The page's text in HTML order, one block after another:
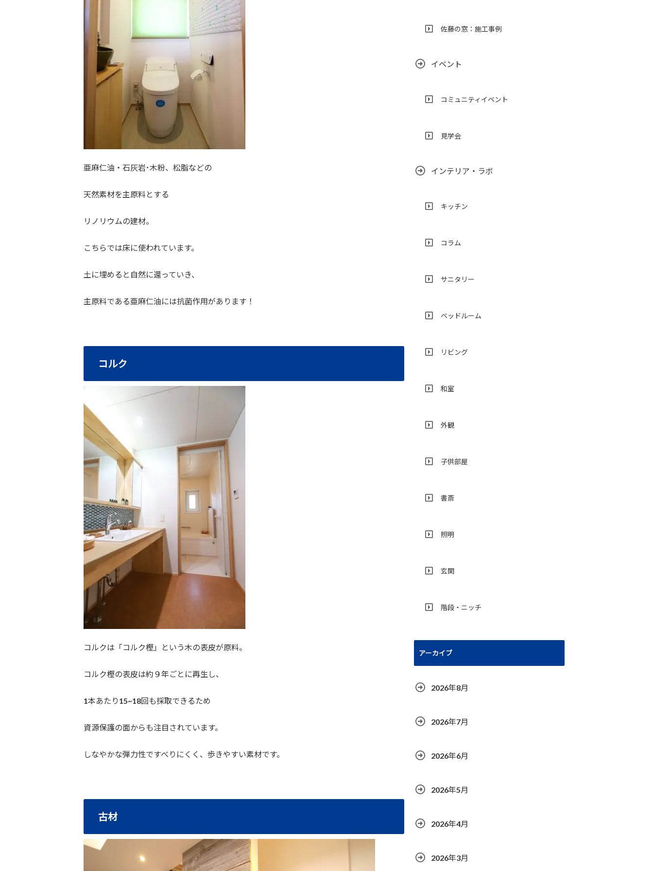
亜麻仁油・石灰岩･木粉、松脂などの
天然素材を主原料とする
リノリウムの建材。
こちらでは床に使われています。
土に埋めると自然に還っていき、
主原料である亜麻仁油には抗菌作用があります！
コルク
コルクは「コルク樫」という木の表皮が原料。
コルク樫の表皮は約９年ごとに再生し、
1本あたり15~18回も採取できるため
資源保護の面からも注目されています。
しなやかな弾力性ですべりにくく、歩きやすい素材です。
古材
佐藤の窓：施工事例
イベント
コミュニティイベント
見学会
インテリア・ラボ
キッチン
コラム
サニタリー
ベッドルーム
リビング
和室
外観
子供部屋
書斎
照明
玄関
階段・ニッチ
アーカイブ
2026年8月
2026年7月
2026年6月
2026年5月
2026年4月
2026年3月